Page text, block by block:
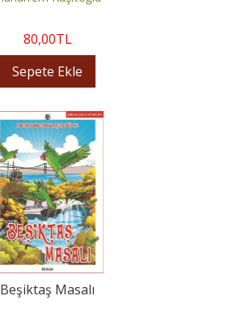
80,00TL
Sepete Ekle
Beşiktaş Masalı